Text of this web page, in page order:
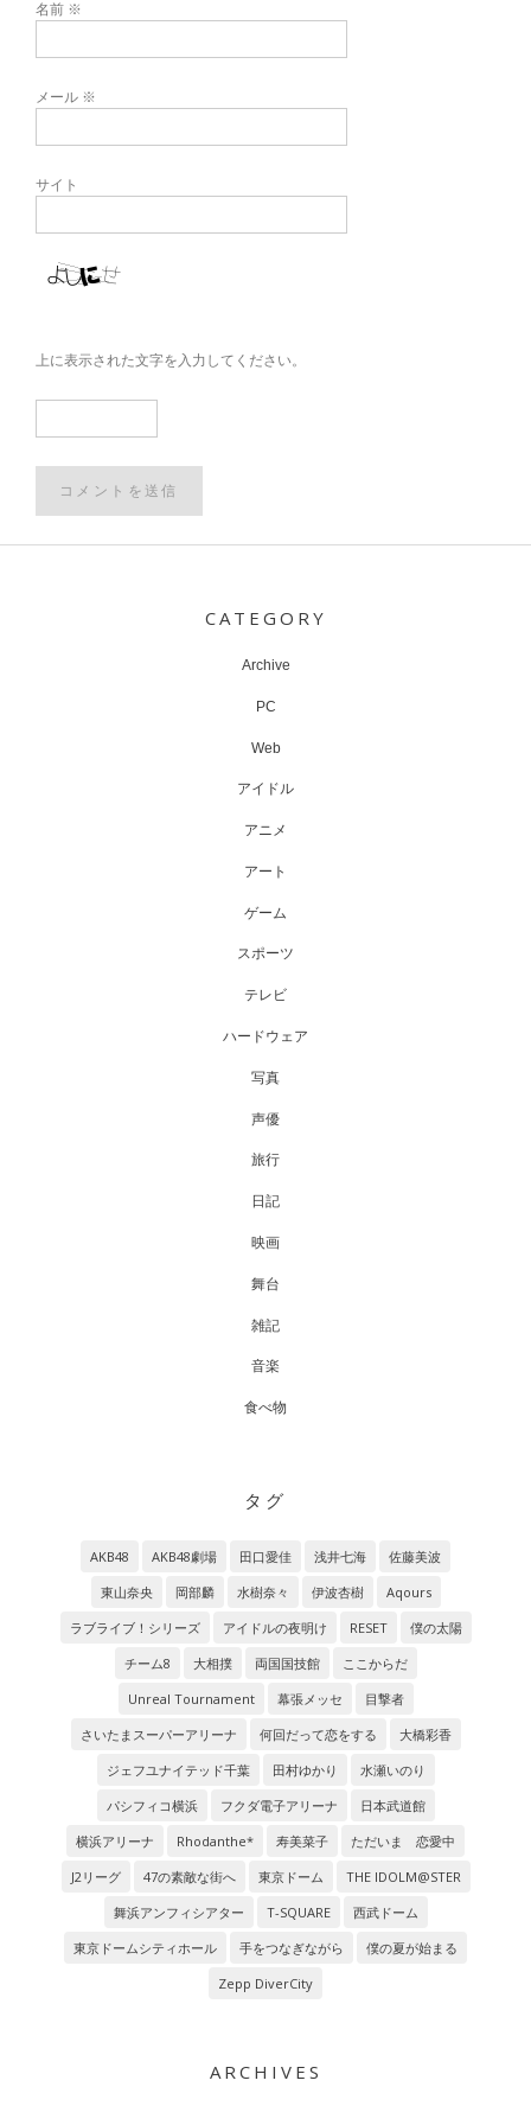
名前 ※
メール ※
サイト
上に表示された文字を入力してください。
CATEGORY
Archive
PC
Web
アイドル
アニメ
アート
ゲーム
スポーツ
テレビ
ハードウェア
写真
声優
旅行
日記
映画
舞台
雑記
音楽
食べ物
タグ
AKB48 AKB48劇場 田口愛佳 浅井七海
佐藤美波
東山奈央
岡部麟 水樹奈々 伊波杏樹
Aqours
ラブライブ！シリーズ
アイドルの夜明け RESET
僕の太陽
チーム8
大相撲 両国国技館
ここからだ
Unreal Tournament
幕張メッセ
目撃者
さいたまスーパーアリーナ
何回だって恋をする
大橋彩香
ジェフユナイテッド千葉
田村ゆかり
水瀬いのり
パシフィコ横浜
フクダ電子アリーナ
日本武道館
横浜アリーナ
Rhodanthe* 寿美菜子
ただいま 恋愛中
J2リーグ
47の素敵な街へ 東京ドーム
THE IDOLM@STER
舞浜アンフィシアター
T-SQUARE
西武ドーム
東京ドームシティホール
手をつなぎながら
僕の夏が始まる
Zepp DiverCity
ARCHIVES